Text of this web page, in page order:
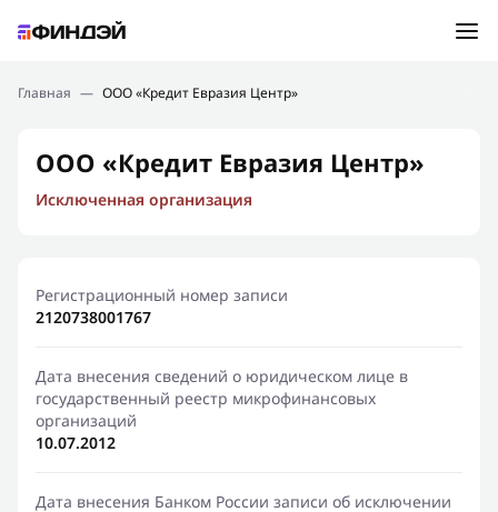
Подбор займа
Новости
Финансовое просвещение
Главная — ООО «Кредит Евразия Центр»
ООО «Кредит Евразия Центр»
Исключенная организация
Регистрационный номер записи
2120738001767
Дата внесения сведений о юридическом лице в
государственный реестр микрофинансовых
организаций
10.07.2012
Дата внесения Банком России записи об исключении
Ошибка:Контактная форма не найдена.
Спасибо, что написали нам
Мы свяжемся с Вами в ближайшее время и сообщим
результат
Отправить новый запрос